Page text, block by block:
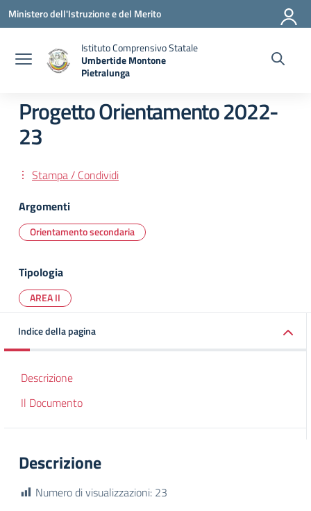
Vai ai contenuti
Vai al menu di navigazione
Vai al footer
Ministero dell'Istruzione e del Merito
Istituto Comprensivo Statale
Umbertide Montone
Pietralunga
Progetto Orientamento 2022-
23
Stampa / Condividi
Argomenti
Orientamento secondaria
Tipologia
AREA II
Indice della pagina
Descrizione
Il Documento
Descrizione
Numero di visualizzazioni: 23